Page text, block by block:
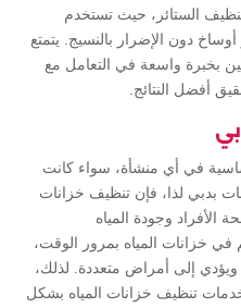
الستائر، حيث تستخدم
دون الإضرار بالنسيج. يتمتع
بخبرة واسعة في التعامل مع
أفضل النتائج.
في أي منشأة، سواء كانت
بدبي لذا، فإن تنظيف خزانات
الأفراد وجودة المياه
في خزانات المياه بمرور الوقت،
إلى أمراض متعددة. لذلك،
تنظيف خزانات المياه بشكل